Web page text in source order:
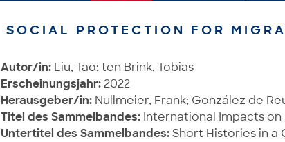
SOCIAL PROTECTION FOR
Autor/in: Liu, Tao; ten Brink, Tobias
Erscheinungsjahr: 2022
Herausgeber/in: Nullmeier, Frank; González de
Titel des Sammelbandes: International Impacts on
Untertitel des Sammelbandes:Short Histories in a